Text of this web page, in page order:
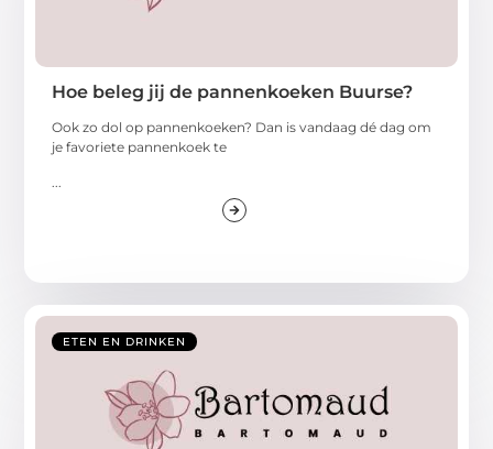
Hoe beleg jij de pannenkoeken Buurse?
Ook zo dol op pannenkoeken? Dan is vandaag dé dag om
je favoriete pannenkoek te
...
ETEN EN DRINKEN